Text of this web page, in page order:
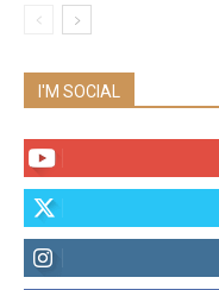
I'M SOCIAL